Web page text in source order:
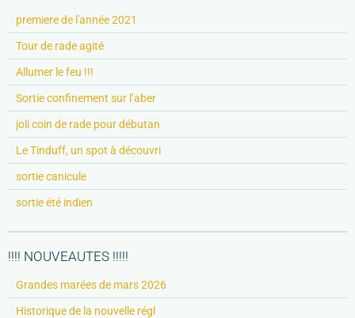
premiere de l'année 2021
Tour de rade agité
Allumer le feu !!!
Sortie confinement sur l’aber
joli coin de rade pour débutan
Le Tinduff, un spot à découvri
sortie canicule
sortie été indien
!!!! NOUVEAUTES !!!!!
Grandes marées de mars 2026
Historique de la nouvelle régl